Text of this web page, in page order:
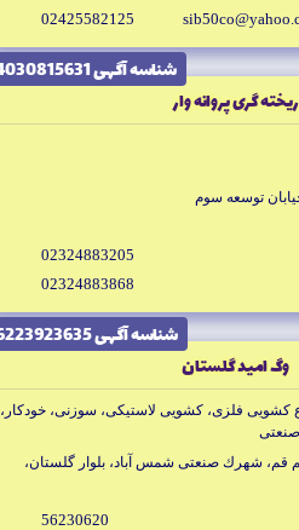
02425582125
شناسه آگهى 4030815631
ريخته گرى پروانه وار
توسعه سوم
02324883205
02324883868
شناسه آگهى 6223923635
وگ اميد گلستان
كشويى فلزى، كشويى لاستيكى، سوزنى، خودكار،
صنعتى
جاده قديم قم، شهرك صنعتى شمس آباد، بلوار گلستان،
56230620